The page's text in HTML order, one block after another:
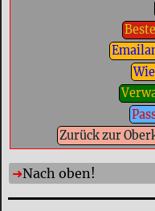
Zurück zur
Nach oben!